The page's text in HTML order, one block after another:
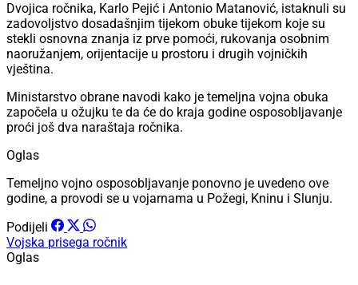
Dvojica ročnika, Karlo Pejić i Antonio Matanović, istaknuli su
zadovoljstvo dosadašnjim tijekom obuke tijekom koje su
stekli osnovna znanja iz prve pomoći, rukovanja osobnim
naoružanjem, orijentacije u prostoru i drugih vojničkih
vještina.
Ministarstvo obrane navodi kako je temeljna vojna obuka
započela u ožujku te da će do kraja godine osposobljavanje
proći još dva naraštaja ročnika.
Oglas
Temeljno vojno osposobljavanje ponovno je uvedeno ove
godine, a provodi se u vojarnama u Požegi, Kninu i Slunju.
Podijeli
Vojska prisega ročnik
Oglas